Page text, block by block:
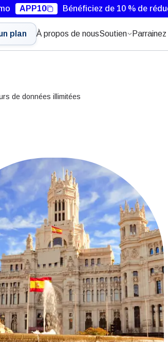
APP10 Bénéficiez de 10 % de
plan À propos de nousSoutien
de données illimitées